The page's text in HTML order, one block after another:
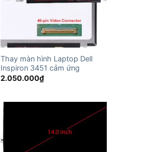
Thay màn hình Laptop Dell
Inspiron 3451 cảm ứng
2.050.000₫